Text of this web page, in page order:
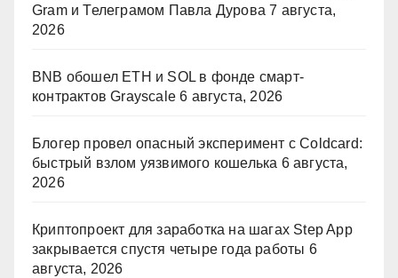
Gram и Телеграмом Павла Дурова 7 августа,
2026
BNB обошел ETH и SOL в фонде смарт-
контрактов Grayscale 6 августа, 2026
Блогер провел опасный эксперимент с Coldcard:
быстрый взлом уязвимого кошелька 6 августа,
2026
Криптопроект для заработка на шагах Step App
закрывается спустя четыре года работы 6
августа, 2026